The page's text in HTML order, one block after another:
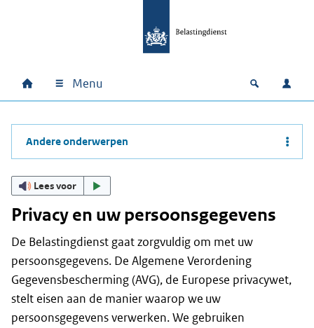
Hoofdnavigatie
Home Menu Open
Andere onderwerpen
Lees voor
Privacy en uw persoonsgegevens
De Belastingdienst gaat zorgvuldig om met uw
persoonsgegevens. De Algemene Verordening
Gegevensbescherming (AVG), de Europese privacywet,
stelt eisen aan de manier waarop we uw
persoonsgegevens verwerken. We gebruiken